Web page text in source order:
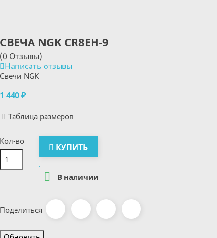
СВЕЧА NGK CR8EH-9
(0 Отзывы)
Написать отзывы
Свечи NGK
1 440 ₽
Таблица размеров
Кол-во
КУПИТЬ
 В наличии
Поделиться